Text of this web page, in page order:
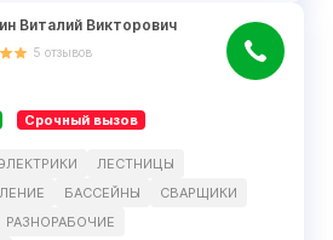
Виталий Викторович
5 отзывов
Срочный вызов
ЛЕСТНИЦЫ
БАССЕЙНЫ
СВАРЩИКИ
РАЗНОРАБОЧИЕ